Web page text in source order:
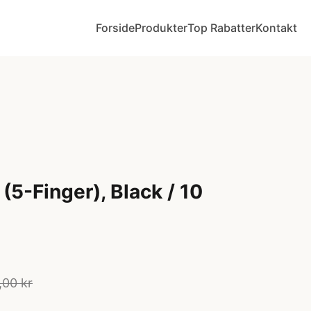
ForsideProdukterTop RabatterKontakt
Finger), Black / 10
kr